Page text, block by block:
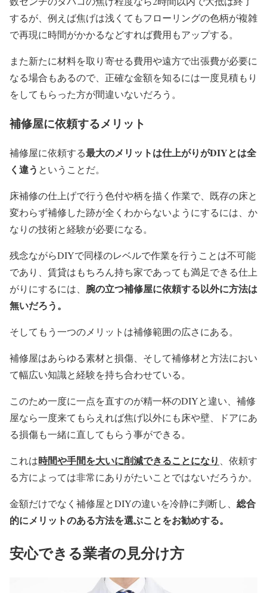
するが、例えば焦げは浅くてもフローリングの色柄が複雑
で再現に時間がかかるなどすれば費用もアップする。
また新たに材料を取り寄せる費用や遠方で出張費が必要に
なる場合もあるので、正確な金額を知るには一度見積もり
をしてもらった方が間違いないだろう。
補修屋に依頼するメリット
補修屋に依頼する最大のメリットは仕上がりがDIYとは全
く違う ということだ。
床補修の仕上げで行う色付や柄を描く作業で、既存の床と
変わらず補修した跡が全くわからないようにするには、か
なりの技術と経験が必要になる。
残念ながらDIYで同様のレベルで作業を行うことは不可能
であり、賃貸はもちろん持ち家であっても満足できる仕上
がりにするには、 腕の立つ補修屋に依頼する以外に方法は
無いだろう。
そしてもう一つのメリットは補修範囲の広さにある。
補修屋はあらゆる素材と損傷、そして補修材と方法におい
て幅広い知識と経験を持ち合わせている。
このため一度に一点を直すのが精一杯のDIYと違い、補修
屋なら一度来てもらえれば焦げ以外にも床や壁、ドアにあ
る損傷も一緒に直してもらう事ができる。
これは時間や手間を大いに削減できることになり
、依頼す
る方によっては非常にありがたいことではないだろうか。
金額だけでなく補修屋とDIYの違いを冷静に判断し、 総合
的にメリットのある方法を選ぶことをお勧めする。
安心できる業者の見分け方